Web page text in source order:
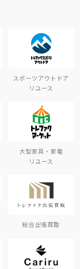
スポーツアウトドア
リユース
大型家具・家電
リユース
総合出張買取